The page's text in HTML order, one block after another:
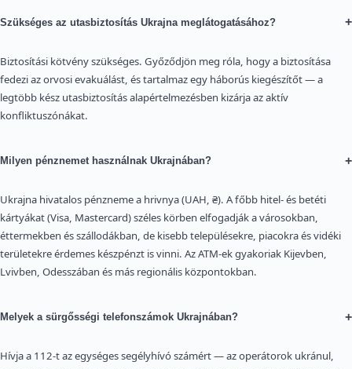
Szükséges az utasbiztosítás Ukrajna meglátogatásához? +
Biztosítási kötvény szükséges. Győződjön meg róla, hogy a biztosítása
fedezi az orvosi evakuálást, és tartalmaz egy háborús kiegészítőt — a
legtöbb kész utasbiztosítás alapértelmezésben kizárja az aktív
konfliktuszónákat.
Milyen pénznemet használnak Ukrajnában? +
Ukrajna hivatalos pénzneme a hrivnya (UAH, ₴). A főbb hitel- és betéti
kártyákat (Visa, Mastercard) széles körben elfogadják a városokban,
éttermekben és szállodákban, de kisebb településekre, piacokra és vidéki
területekre érdemes készpénzt is vinni. Az ATM-ek gyakoriak Kijevben,
Lvivben, Odesszában és más regionális központokban.
Melyek a sürgősségi telefonszámok Ukrajnában? +
Hívja a 112-t az egységes segélyhívó számért — az operátorok ukránul,